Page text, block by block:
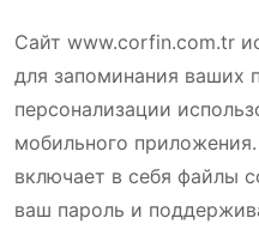
Сайт www.corfin.com.tr
для запоминания ваших
персонализации
мобильного
включает в себя файлы
ваш пароль и